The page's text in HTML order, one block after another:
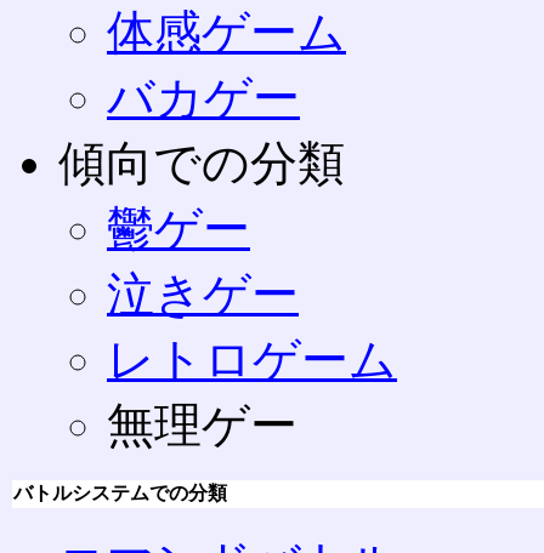
体感ゲーム
バカゲー
傾向での分類
鬱ゲー
泣きゲー
レトロゲーム
無理ゲー
バトルシステムでの分類